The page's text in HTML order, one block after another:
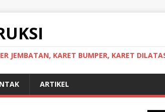
JEMBATAN, KARET BUMPER, KARET
ARTIKEL